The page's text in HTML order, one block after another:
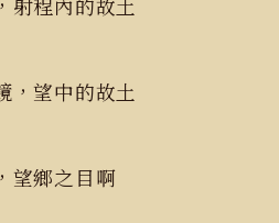
，望中的故土
望鄉之目啊